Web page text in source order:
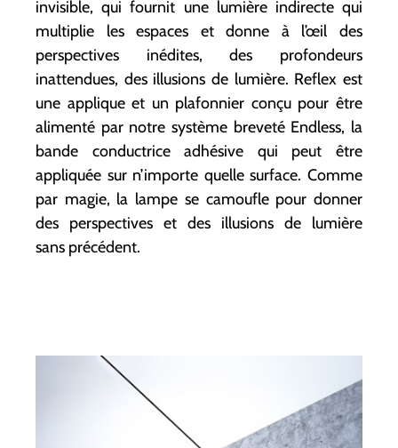
invisible, qui fournit une lumière indirecte qui
multiplie les espaces et donne à l’œil des
perspectives inédites, des profondeurs
inattendues, des illusions de lumière. Reflex est
une applique et un plafonnier conçu pour être
alimenté par notre système breveté Endless, la
bande conductrice adhésive qui peut être
appliquée sur n’importe quelle surface. Comme
par magie, la lampe se camoufle pour donner
des perspectives et des illusions de lumière
sans précédent.